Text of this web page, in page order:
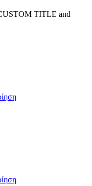
TITLE and